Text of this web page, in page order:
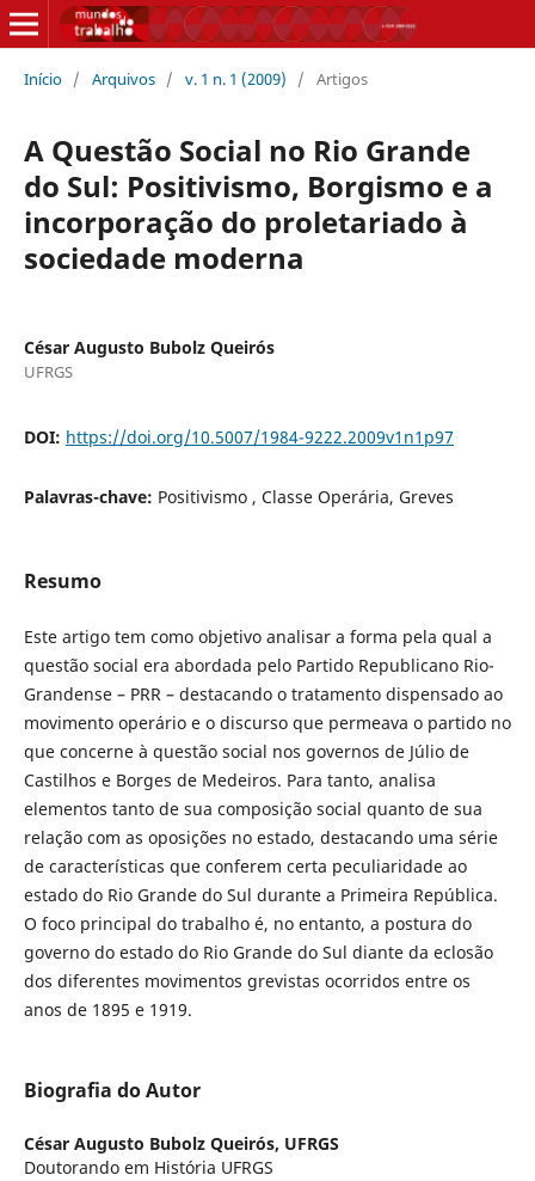
Início / Arquivos / v. 1 n. 1 (2009) / Artigos
A Questão Social no Rio Grande
do Sul: Positivismo, Borgismo e a
incorporação do proletariado à
sociedade moderna
César Augusto Bubolz Queirós
UFRGS
DOI: https://doi.org/10.5007/1984-9222.2009v1n1p97
Palavras-chave: Positivismo , Classe Operária, Greves
Resumo
Este artigo tem como objetivo analisar a forma pela qual a
questão social era abordada pelo Partido Republicano Rio-
Grandense – PRR – destacando o tratamento dispensado ao
movimento operário e o discurso que permeava o partido no
que concerne à questão social nos governos de Júlio de
Castilhos e Borges de Medeiros. Para tanto, analisa
elementos tanto de sua composição social quanto de sua
relação com as oposições no estado, destacando uma série
de características que conferem certa peculiaridade ao
estado do Rio Grande do Sul durante a Primeira República.
O foco principal do trabalho é, no entanto, a postura do
governo do estado do Rio Grande do Sul diante da eclosão
dos diferentes movimentos grevistas ocorridos entre os
anos de 1895 e 1919.
Biografia do Autor
César Augusto Bubolz Queirós, UFRGS
Doutorando em História UFRGS